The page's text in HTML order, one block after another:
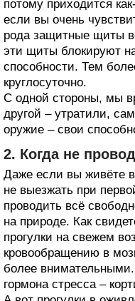
потому приходится
если вы очень
рода защитные щиты
эти щиты блокируют
способности. Тем
круглосуточно.
С одной стороны, мы
другой – утратили,
оружие – свои
2. Когда не
Даже если вы живёте
не выезжать при
проводить всё
на природе. Как
прогулки на свежем
кровообращению в
более
гормона стресса –